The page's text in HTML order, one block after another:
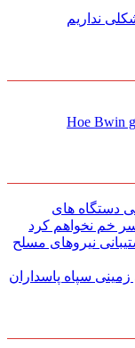
نداریم
Hoe Bwin
دستگاه های
سر خم نخواهم کرد
نیرو‌های مسلح
سپاه پاسداران